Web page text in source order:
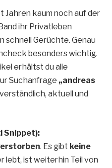
Jahren kaum noch auf der
ihr Privatleben
Gerüchte. Genau
besonders wichtig.
erhältst du alle
Suchanfrage „andreas
aktuell und
Snippet):
. Es gibt keine
lebt, ist weiterhin Teil von